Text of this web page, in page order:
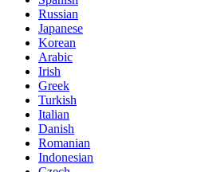
Russian
Japanese
Korean
Arabic
Irish
Greek
Turkish
Italian
Danish
Romanian
Indonesian